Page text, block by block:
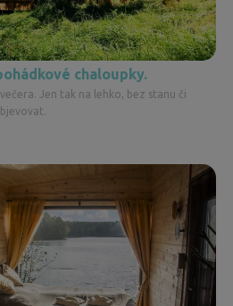
chaloupky.
Jen tak na lehko, bez stanu či